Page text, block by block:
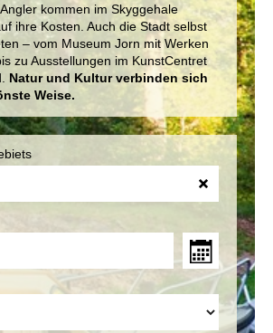
kommen im Skyggehale
ihre Kosten. Auch die Stadt selbst
– vom Museum Jorn mit Werken
zu Ausstellungen im KunstCentret
Natur und Kultur verbinden sich
Weise.